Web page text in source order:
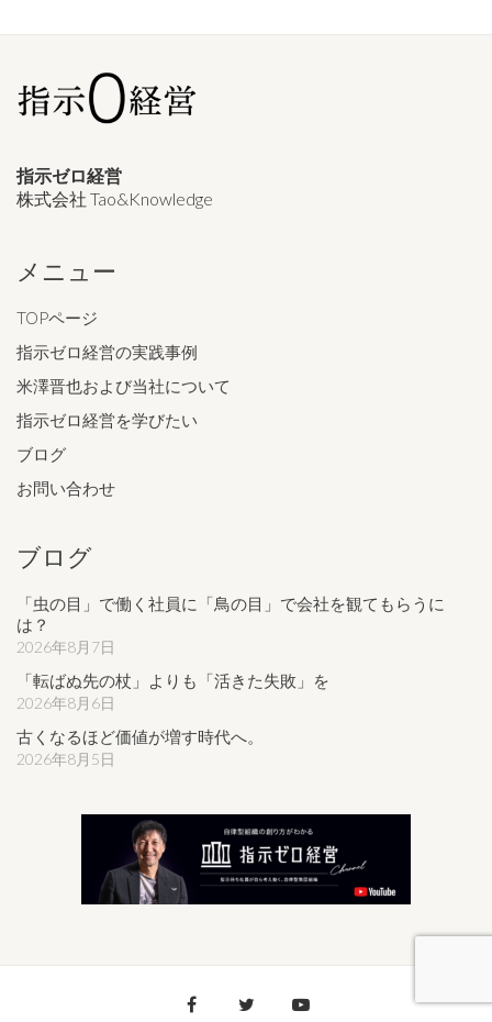
指示ゼロ経営
株式会社 Tao&Knowledge
メニュー
TOPページ
指示ゼロ経営の実践事例
米澤晋也および当社について
指示ゼロ経営を学びたい
ブログ
お問い合わせ
ブログ
「虫の目」で働く社員に「鳥の目」で会社を観てもらうに
は？
2026年8月7日
「転ばぬ先の杖」よりも「活きた失敗」を
2026年8月6日
古くなるほど価値が増す時代へ。
2026年8月5日